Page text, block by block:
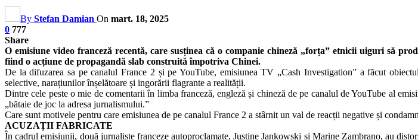
By Stefan Damian On mart. 18, 2025
0 777
Share
O emisiune video franceză recentă, care susținea că o companie chineză „forța” etnicii uiguri să
fiind o acțiune de propagandă slab construită împotriva Chinei.
De la difuzarea sa pe canalul France 2 și pe YouTube, emisiunea TV „Cash Investigation” a făcut
selective, narațiunilor înșelătoare și ingorării flagrante a realității.
Dintre cele peste o mie de comentarii în limba franceză, engleză și chineză de pe canalul de YouTube al
„bătaie de joc la adresa jurnalismului.”
Care sunt motivele pentru care emisiunea de pe canalul France 2 a stârnit un val de reacții negative și
ACUZAȚII FABRICATE
În cadrul emisiunii, două jurnaliste franceze autoproclamate, Justine Jankowski și Marine Zambrano, au